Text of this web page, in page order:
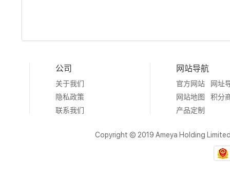
公司
关于我们
隐私政策
联系我们
网站导航
官方网站
网址
网站地图
积分
产品定制
Copyright © 2019 Ameya Holding